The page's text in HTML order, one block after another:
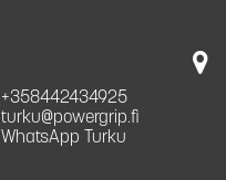
+358442434925
turku@powergrip.fi
WhatsApp Turku